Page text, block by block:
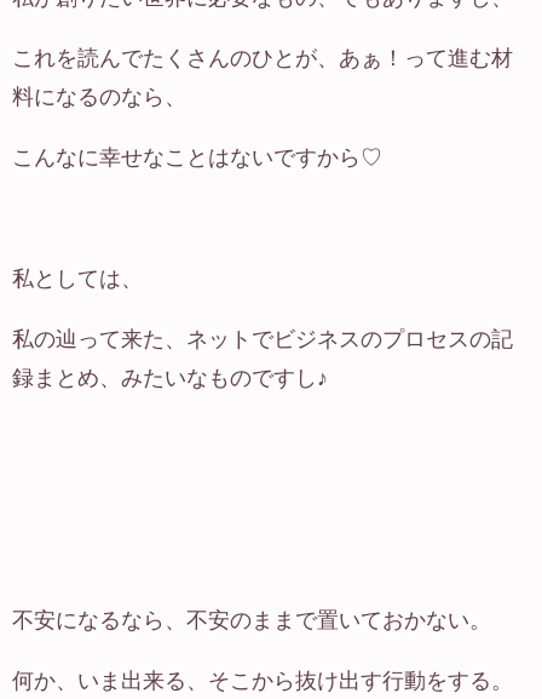
これを読んでたくさんのひとが、あぁ！って進む材
料になるのなら、
こんなに幸せなことはないですから♡
私としては、
私の辿って来た、ネットでビジネスのプロセスの記
録まとめ、みたいなものですし♪
不安になるなら、不安のままで置いておかない。
何か、いま出来る、そこから抜け出す行動をする。